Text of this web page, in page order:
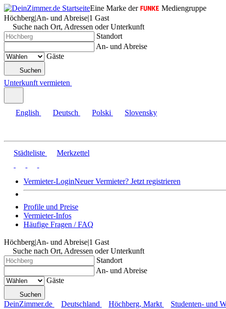
Eine Marke der
Mediengruppe
Höchberg|An- und Abreise|1 Gast
Suche nach Ort, Adressen oder Unterkunft
Standort
An- und Abreise
Gäste
Suchen
Unterkunft vermieten
English Deutsch Polski Slovensky
Städteliste Merkzettel
Vermieter-LoginNeuer Vermieter? Jetzt registrieren
Profile und Preise
Vermieter-Infos
Häufige Fragen / FAQ
Höchberg|An- und Abreise|1 Gast
Suche nach Ort, Adressen oder Unterkunft
Standort
An- und Abreise
Gäste
Suchen
DeinZimmer.de Deutschland Höchberg, Markt
Studenten- und